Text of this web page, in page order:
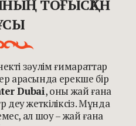
ТОҒЫСҚАН
зәулім ғимараттар
арасында ерекше бір
Dubai, оны жай ғана
жеткіліксіз. Мұнда
ал шоу – жай ғана